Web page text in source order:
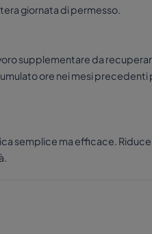
giornata di permesso.
supplementare da
ore nei mesi precedenti
semplice ma efficace.